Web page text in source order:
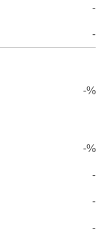
-
-
-%
-%
-
-
-